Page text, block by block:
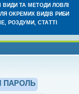
ВИДИ ТА МЕТОДИ ЛОВЛІ
ОКРЕМИХ ВИДІВ РИБИ
РОЗДУМИ, СТАТТІ
ПАРОЛЬ